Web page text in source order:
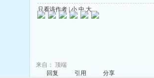
只看该作者 |小 中 大
来自： 顶端
回复
引用 分享